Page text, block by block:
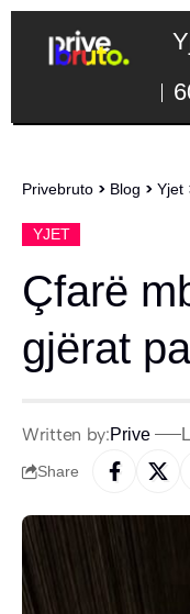
Privebruto > Blog > Yjet
YJET
Çfarë
gjërat
Written by:Prive
Share